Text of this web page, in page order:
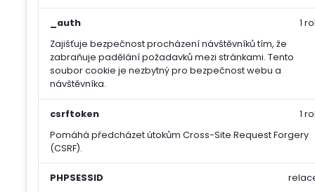
_auth
Zajišťuje bezpečnost procházení návštěvníků tím, že
zabraňuje padělání požadavků mezi stránkami. Tento
soubor cookie je nezbytný pro bezpečnost webu a
návštěvníka.
1
csrftoken
Pomáhá předcházet útokům Cross-Site Request Forgery
(CSRF).
1
PHPSESSID